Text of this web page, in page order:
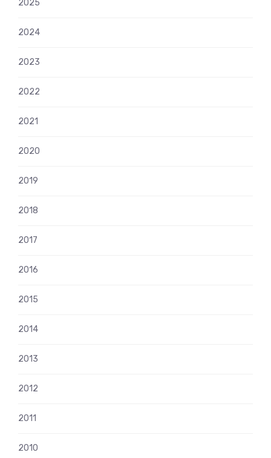
2025
2024
2023
2022
2021
2020
2019
2018
2017
2016
2015
2014
2013
2012
2011
2010